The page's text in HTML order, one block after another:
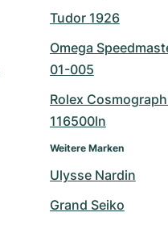
Tudor 1926
Omega
01-005
Rolex
116500ln
Weitere Marken
Ulysse Nardin
Grand Seiko